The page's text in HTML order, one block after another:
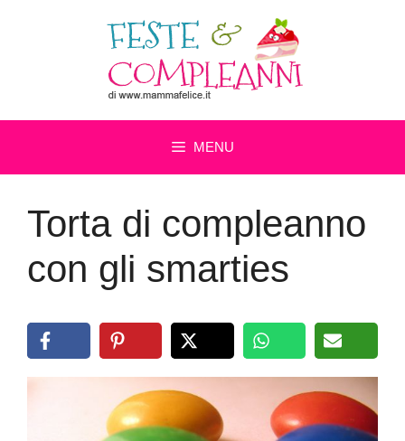
MENU
Torta di compleanno
con gli smarties